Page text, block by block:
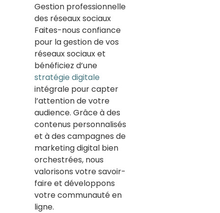
Gestion professionnelle
des réseaux sociaux
Faites-nous confiance
pour la gestion de vos
réseaux sociaux et
bénéficiez d’une
stratégie digitale
intégrale pour capter
l’attention de votre
audience. Grâce à des
contenus personnalisés
et à des campagnes de
marketing digital bien
orchestrées, nous
valorisons votre savoir-
faire et développons
votre communauté en
ligne.